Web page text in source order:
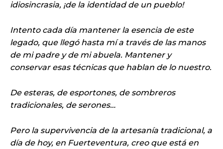
idiosincrasia, ¡de la identidad de un pueblo!
Intento cada día mantener la esencia de este
legado, que llegó hasta mí a través de las manos
de mi padre y de mi abuela. Mantener y
conservar esas técnicas que hablan de lo nuestro.
De esteras, de esportones, de sombreros
tradicionales, de serones…
Pero la supervivencia de la artesanía tradicional, a
día de hoy, en Fuerteventura, creo que está en